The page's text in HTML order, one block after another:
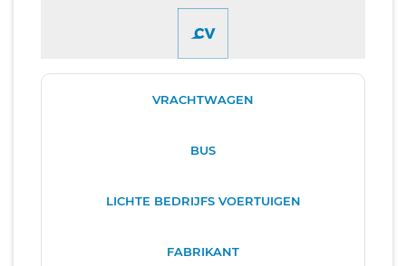
VRACHTWAGEN
BUS
LICHTE BEDRIJFS VOERTUIGEN
FABRIKANT